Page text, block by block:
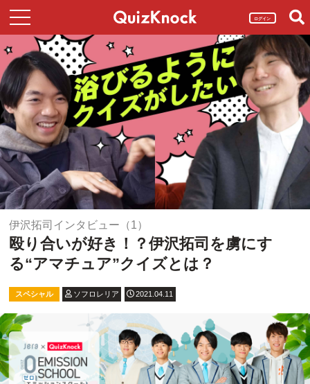
ログイン
伊沢拓司インタビュー（1）
殴り合いが好き！？伊沢拓司を虜にす
る“アマチュア”クイズとは？
スペシャル ソフロレリア 2021.04.11